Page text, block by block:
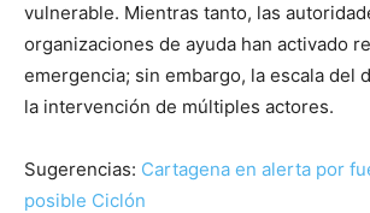
vulnerable. Mientras tanto, las
organizaciones de ayuda han activado
emergencia; sin embargo, la escala del
la intervención de múltiples actores.
Sugerencias: Cartagena en alerta por
posible Ciclón